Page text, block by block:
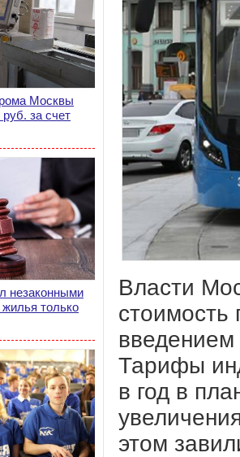
Москвы
за счет
незаконными
только
Власти
стоимость
введением
Тарифы
в год в
этом